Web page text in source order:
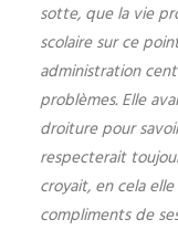
sotte, que la vie
scolaire sur ce
administration
problèmes. Elle
droiture pour
respecterait
croyait, en cela
compliments de